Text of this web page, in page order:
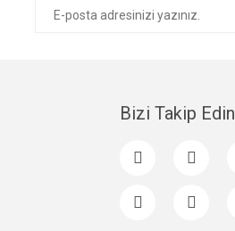
Bizi Takip Edin